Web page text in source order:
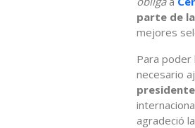
parte de
mejores
Para poder
necesario
agradeció